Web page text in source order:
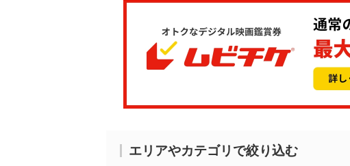
エリアやカテゴリで絞り込む